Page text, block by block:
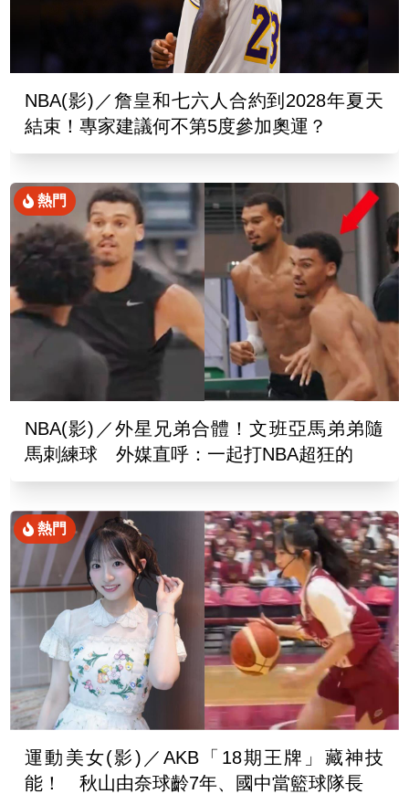
NBA(影)／詹皇和七六人合約到2028年夏天
結束！專家建議何不第5度參加奧運？
熱門
NBA(影)／外星兄弟合體！文班亞馬弟弟隨
馬刺練球 外媒直呼：一起打NBA超狂的
熱門
運動美女(影)／AKB「18期王牌」藏神技
能！ 秋山由奈球齡7年、國中當籃球隊長